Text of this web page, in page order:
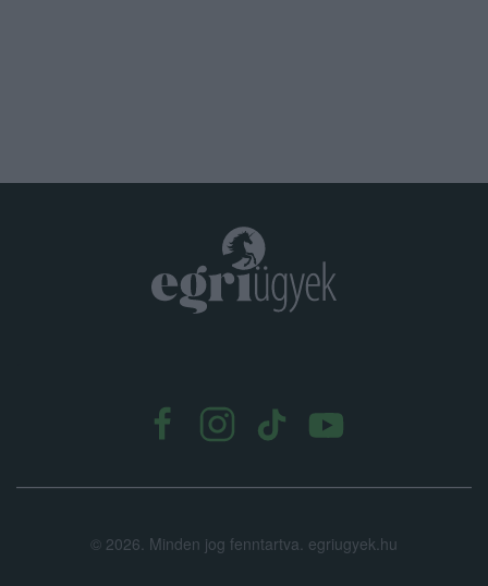
© 2026. Minden jog fenntartva. egriugyek.hu